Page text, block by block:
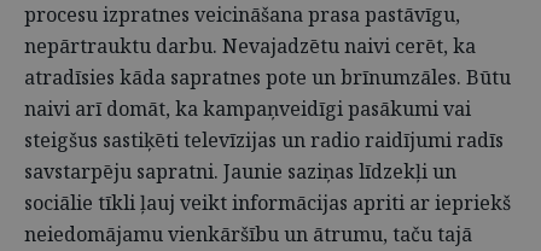
procesu izpratnes veicināšana prasa pastāvīgu,
nepārtrauktu darbu. Nevajadzētu naivi cerēt, ka
atradīsies kāda sapratnes pote un brīnumzāles. Būtu
naivi arī domāt, ka kampaņveidīgi pasākumi vai
steigšus sastiķēti televīzijas un radio raidījumi radīs
savstarpēju sapratni. Jaunie saziņas līdzekļi un
sociālie tīkli ļauj veikt informācijas apriti ar iepriekš
neiedomājamu vienkāršību un ātrumu, taču tajā